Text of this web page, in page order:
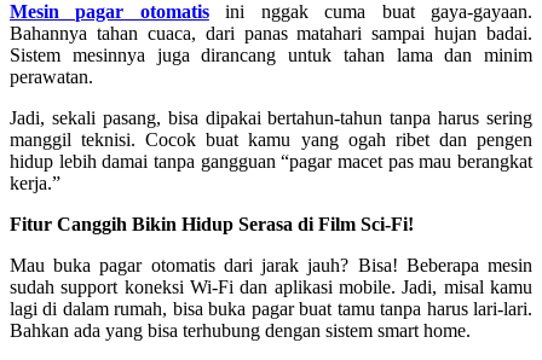
Mesin pagar otomatisini nggak cuma buat gaya-gayaan.
Bahannya tahan cuaca, dari panas matahari sampai hujan badai.
Sistem mesinnya juga dirancang untuk tahan lama dan minim
perawatan.
Jadi, sekali pasang, bisa dipakai bertahun-tahun tanpa harus sering
manggil teknisi. Cocok buat kamu yang ogah ribet dan pengen
hidup lebih damai tanpa gangguan “pagar macet pas mau berangkat
kerja.”
Fitur Canggih Bikin Hidup Serasa di Film Sci-Fi!
Mau buka pagar otomatis dari jarak jauh? Bisa! Beberapa mesin
sudah support koneksi Wi-Fi dan aplikasi mobile. Jadi, misal kamu
lagi di dalam rumah, bisa buka pagar buat tamu tanpa harus lari-lari.
Bahkan ada yang bisa terhubung dengan sistem smart home.